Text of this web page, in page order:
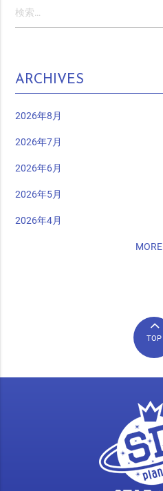
索:
ARCHIVES
2026年8月
2026年7月
2026年6月
2026年5月
2026年4月
MORE
TOP